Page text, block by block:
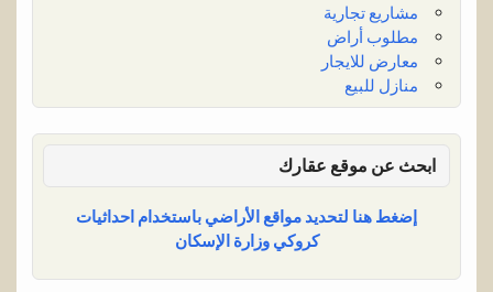
مشاريع تجارية
مطلوب أراض
معارض للايجار
منازل للبيع
ابحث عن موقع عقارك
إضغط هنا لتحديد مواقع الأراضي باستخدام احداثيات
كروكي وزارة الإسكان